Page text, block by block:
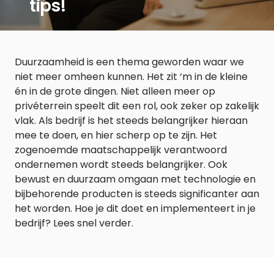
tips!
Duurzaamheid is een thema geworden waar we
niet meer omheen kunnen. Het zit ‘m in de kleine
én in de grote dingen. Niet alleen meer op
privéterrein speelt dit een rol, ook zeker op zakelijk
vlak. Als bedrijf is het steeds belangrijker hieraan
mee te doen, en hier scherp op te zijn. Het
zogenoemde maatschappelijk verantwoord
ondernemen wordt steeds belangrijker. Ook
bewust en duurzaam omgaan met technologie en
bijbehorende producten is steeds significanter aan
het worden. Hoe je dit doet en implementeert in je
bedrijf? Lees snel verder.